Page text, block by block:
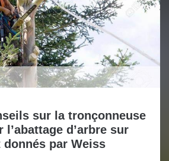
sur la tronçonneuse
d’arbre sur
par Weiss